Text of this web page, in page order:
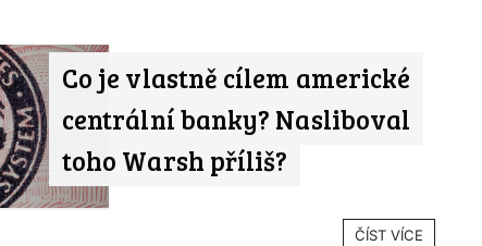
Co je vlastně cílem americké
centrální banky? Nasliboval
toho Warsh příliš?
ČÍST VÍCE